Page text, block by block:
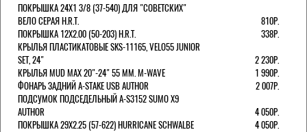
ПОКРЫШКА 24X1 3/8 (37-540) ДЛЯ "СОВЕТСКИХ"
ВЕЛО СЕРАЯ H.R.T.
810Р.
ПОКРЫШКА 12X2.00 (50-203) H.R.T.
338Р.
КРЫЛЬЯ ПЛАСТИКАТОВЫЕ SKS-11165, VELO55 JUNIOR
SET, 24"
2 230Р.
КРЫЛЬЯ MUD MAX 20"-24" 55 ММ. M-WAVE
1 990Р.
ФОНАРЬ ЗАДНИЙ A-STAKE USB AUTHOR
2 007Р.
ПОДСУМОК ПОДСЕДЕЛЬНЫЙ A-S3152 SUMO X9
AUTHOR
4 050Р.
ПОКРЫШКА 29X2.25 (57-622) HURRICANE SCHWALBE
4 050Р.